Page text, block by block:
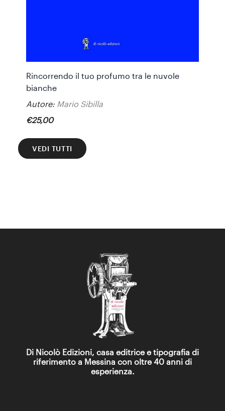
Rincorrendo il tuo profumo tra le nuvole
bianche
Autore: Mario Sibilla
€25,00
VEDI TUTTI
Di Nicolò Edizioni, casa editrice e tipografia di
riferimento a Messina con oltre 40 anni di
esperienza.